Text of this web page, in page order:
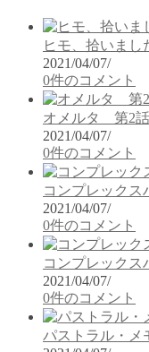
ヒモ、拾いまし
2021/04/07/
0件のコメント
オメルタ 第2話
2021/04/07/
0件のコメント
コンプレックス
2021/04/07/
0件のコメント
コンプレックス
2021/04/07/
0件のコメント
パストラル・メ